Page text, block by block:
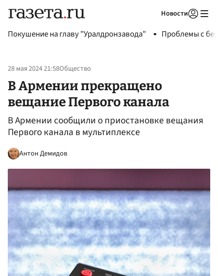
Новости
Покушение на главу "Уралдронзавода" Проблемы с
28 мая 2024 21:58Общество
В Армении прекращено
вещание Первого канала
В Армении сообщили о приостановке вещания
Первого канала в мультиплексе
Антон Демидов